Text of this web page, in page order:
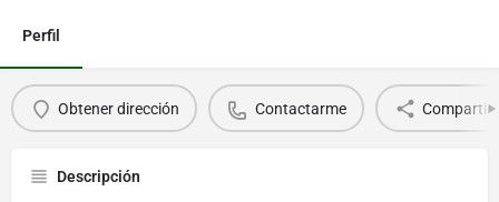
Perfil
Obtener dirección Contactarme Compartir
Descripción